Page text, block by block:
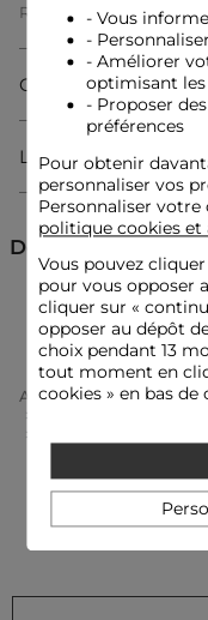
Robe courte droite
Coupe droite fluide
Robe courte
Col cache-coeur
Sans manches
Taille élastiquée
Effet satin
Fronces à la taille
Référence :
Catégorie :Robes
Couleur :
Composition &
Livraison & Retour
Découvrez aussi
Robes courtes
Accueil Vêtements
- Vous
-
- Améliorer
optimisant
- Proposer
préférences
Pour obtenir
personnaliser vos
Personnaliser
politique cookies et
Vous pouvez cliquer
pour vous opposer
cliquer sur «
opposer au dépôt
choix pendant 13
tout moment en
cookies » en bas de